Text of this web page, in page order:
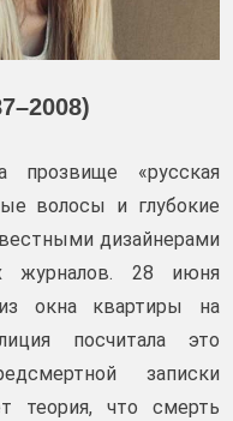
прозвище «русская
волосы и глубокие
дизайнерами
журналов. 28 июня
окна квартиры на
посчитала это
записки
теория, что смерть